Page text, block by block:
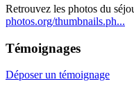
Retrouvez les photos du
photos.org/thumbnails.ph...
Témoignages
Déposer un témoignage